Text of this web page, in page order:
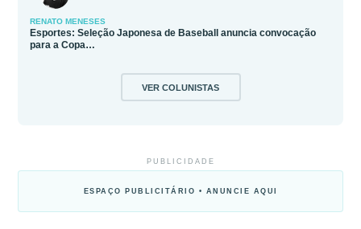
RENATO MENESES
Esportes: Seleção Japonesa de Baseball anuncia convocação
para a Copa…
VER COLUNISTAS
PUBLICIDADE
ESPAÇO PUBLICITÁRIO • ANUNCIE AQUI